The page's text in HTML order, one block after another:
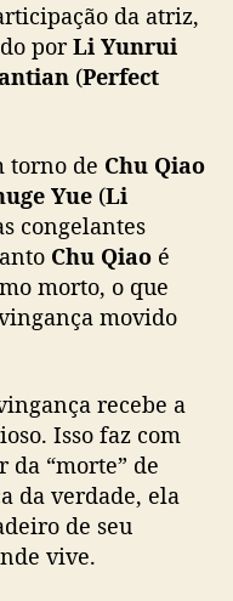
0
1
7
a
z
L
i
Y
u
n
i
e
H
u
a
n
y
April 8,
da atriz,
porLi Yunrui
(Perfect
torno de Chu Qiao
Yue (Li
congelantes
Chu Qiao é
morto, o que
movido
recebe a
Isso faz com
da “morte” de
da verdade, ela
de seu
vive.